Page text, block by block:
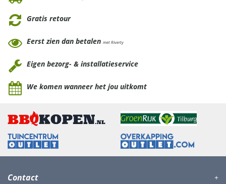
Gratis retour
Eerst zien dan betalen met Riverty
Eigen bezorg- & installatieservice
We komen wanneer het jou uitkomt
Contact